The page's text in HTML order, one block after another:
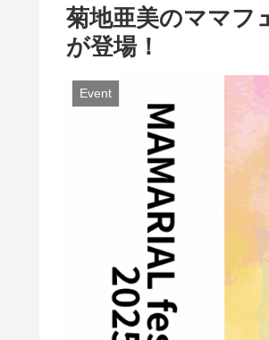
菊地亜美のママフ
が登場！
Event